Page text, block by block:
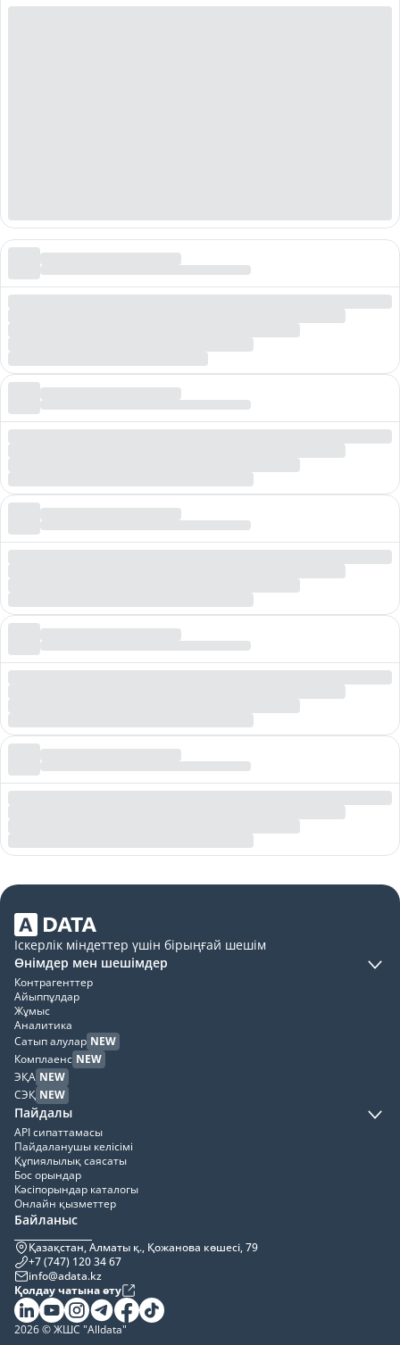
Іскерлік міндеттер үшін бірыңғай шешім
Өнімдер мен шешімдер
Контрагенттер
Айыппұлдар
Жұмыс
Аналитика
Сатып алулар NEW
Комплаенс NEW
ЭҚА NEW
СЭҚ NEW
Пайдалы
API сипаттамасы
Пайдаланушы келісімі
Құпиялылық саясаты
Бос орындар
Кәсіпорындар каталогы
Онлайн қызметтер
Байланыс
Қазақстан, Алматы қ., Қожанова көшесі, 79
+7 (747) 120 34 67
info@adata.kz
Қолдау чатына өту
2026 © ЖШС "Alldata"